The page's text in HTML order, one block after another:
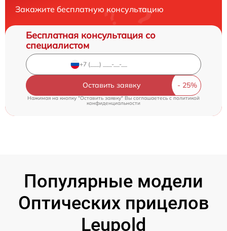
Закажите бесплатную консультацию
Бесплатная консультация со
специалистом
Оставить заявку
Нажимая на кнопку "Оставить заявку" Вы соглашаетесь cполитикой
конфиденциальности
Популярные модели
Оптических прицелов
Leupold